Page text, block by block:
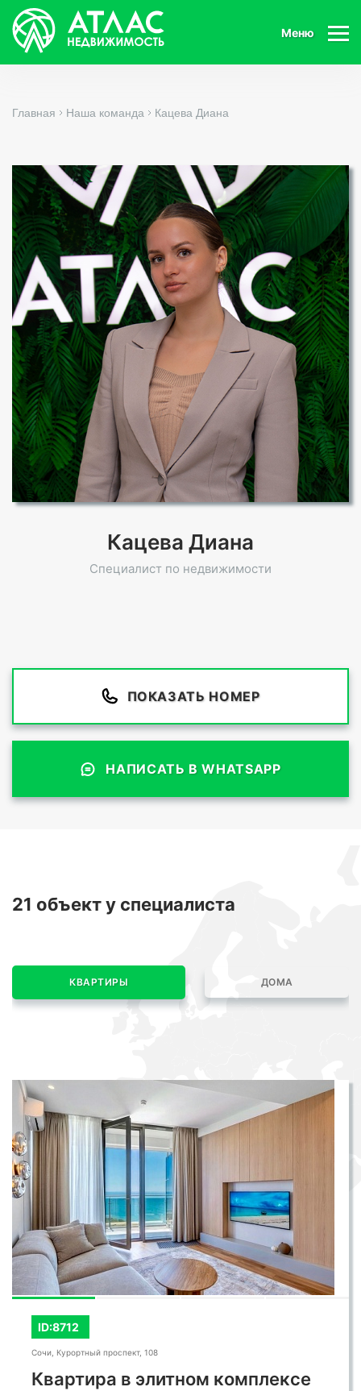
Меню
Главная Наша команда Кацева Диана
Кацева Диана
Специалист по недвижимости
ПОКАЗАТЬ НОМЕР
НАПИСАТЬ В WHATSAPP
21 объекту специалиста
КВАРТИРЫ ДОМА
ID:8712
Сочи, Курортный проспект, 108
Квартира в элитном комплексе